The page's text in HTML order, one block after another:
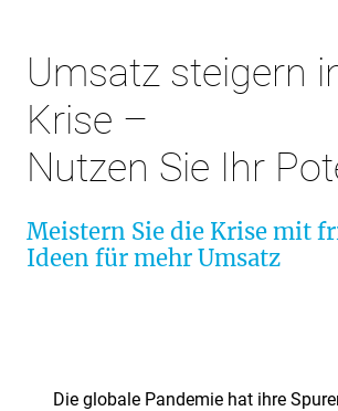
Umsatz steigern
Krise –
Nutzen Sie Ihr
Meistern Sie die Krise mit
Ideen für mehr Umsatz
Die globale Pandemie hat ihre